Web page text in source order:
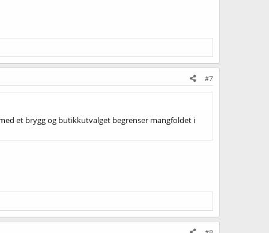
#7
et brygg og butikkutvalget begrenser mangfoldet i